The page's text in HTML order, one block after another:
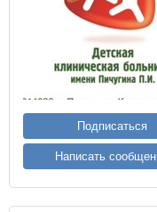
Подписаться
Написать